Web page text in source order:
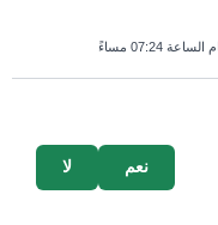
لا نعم